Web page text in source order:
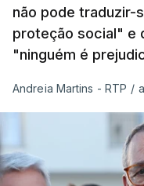
não pode traduzir-
proteção social" e
"ninguém é
Andreia Martins - RTP /